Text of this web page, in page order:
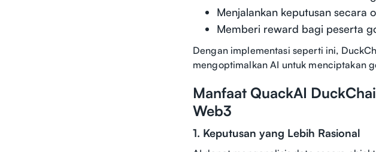
Menjalankan keputusan secara
Memberi reward bagi peserta
Dengan implementasi seperti ini,
mengoptimalkan AI untuk menciptakan
Manfaat QuackAI
Web3
1. Keputusan yang Lebih Rasional